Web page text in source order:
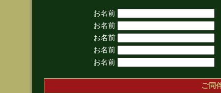
お名前
お名前
お名前
お名前
お名前
ご同